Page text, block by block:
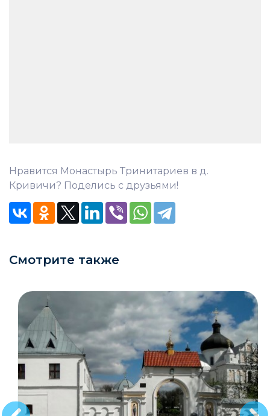
Нравится Монастырь Тринитариев в д.
Кривичи? Поделись с друзьями!
Смотрите также